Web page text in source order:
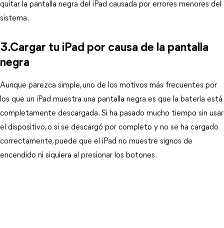
quitar la pantalla negra del iPad causada por errores menores del
sistema.
3.Cargar tu iPad por causa de la pantalla
negra
Aunque parezca simple, uno de los motivos más frecuentes por
los que un iPad muestra una pantalla negra es que la batería está
completamente descargada. Si ha pasado mucho tiempo sin usar
el dispositivo, o si se descargó por completo y no se ha cargado
correctamente, puede que el iPad no muestre signos de
encendido ni siquiera al presionar los botones.